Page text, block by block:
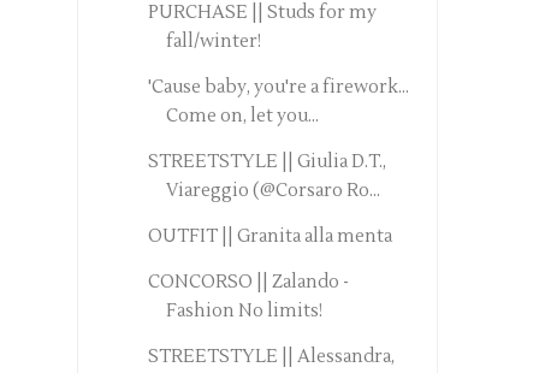
PURCHASE || Studs for my
fall/winter!
'Cause baby, you're a firework...
Come on, let you...
STREETSTYLE || Giulia D.T.,
Viareggio (@Corsaro Ro...
OUTFIT || Granita alla menta
CONCORSO || Zalando -
Fashion No limits!
STREETSTYLE || Alessandra,